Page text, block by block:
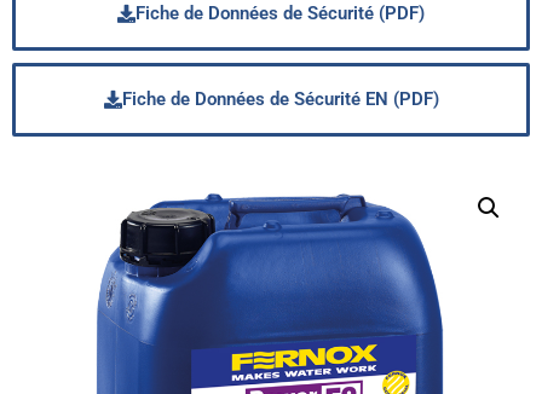
Fiche de Données de Sécurité (PDF)
Fiche de Données de Sécurité EN (PDF)